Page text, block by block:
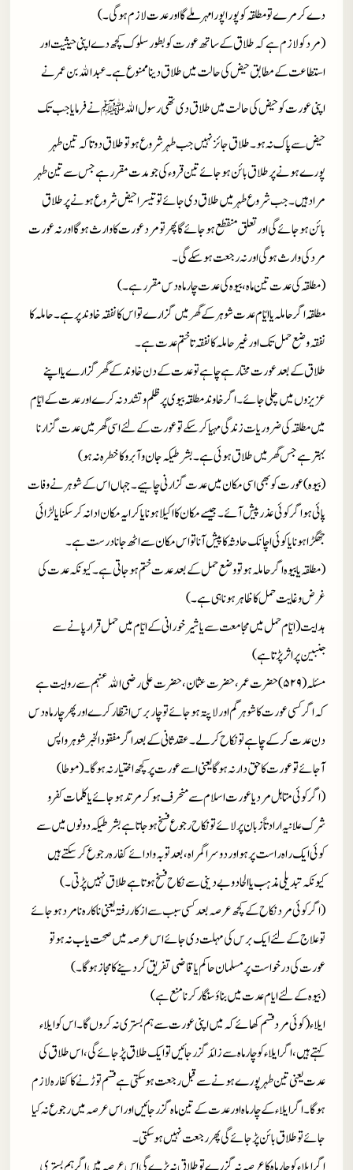
دے کر مرے تو مطلقہ کو پورا پورا مہر ملے گا اور عدت لازم ہوگی۔)
(مرد کو لاز م ہے کہ طلاق کے ساتھ عورت کو بطور سلوک کچھ دے اپنی حیثیت اور
استطاعت کے مطابق حیض کی حالت میں طلاق دینا ممنوع ہے۔ عبدالله بن عمر نے
اپنی عورت کو حیض کی حالت میں طلاق دی تھی رسول اللهﷺنے فرمایا جب تک
حیض سے پاک نہ ہو۔ طلاق جائز نہیں جب طہر شروع ہو تو طلاق دو تاکہ تین طہر
پورے ہونے پر طلاق بائن ہوجائے تین قروء کی جو مدت مقرر ہے جس سے تین طہر
مراد ہیں۔ جب شروع طہر میں طلاق دی جائے تو تیسرا حیض شروع ہونے پر طلاق
بائن ہوجائے گی اور تعلق منقطع ہوجائے گا پھر تو مرد عورت کا وارث ہوگا اور نہ عورت
مرد کی وارث ہوگی اور نہ رجعت ہوسکے گی۔
(مطلقہ کی عدت تین ماہ، بیوہ کی عدت چار ماہ دس مقرر ہے۔)
مطلقہ اگر حاملہ یا ایّام عدت شوہر کے گھر میں گزارے تو اس کا نفقہ خاوند پر ہے۔ حاملہ کا
نفقہ وضع حمل تک اور غیر حاملہ کا نفقہ تاختم عدت ہے۔
طلاق کے بعد عورت مختار ہے چاہے تو عدت کے دن خاوند کے گھر گزارے یا اپنے
عزیزوں میں چلی جائے۔ اگر خاوند مطلقہ بیوی پر ظلم و تشدد نہ کرے اور عدت کے ایّام
میں مطلقہ کی ضروریات زندگی مہیا کرسکے تو عورت کے لئے اسی گھر میں عدت گزارنا
بہتر ہے جس گھر میں طلاق ہوئی ہے۔ بشرطیکہ جان و آبرو کا خطرہ نہ ہو)
(بیوہ)عورت کو بھی اسی مکان میں عدت گزارنی چاہیے۔ جہاں اس کے شوہر نے وفات
پائی ہو اگر کوئی عذر پیش آئے۔ جیسے مکان کا اکیلا ہونا یا کرایہ مکان ادا نہ کرسکنا یا لڑائی
جھگڑا ہونا یا کوئی اچانک حادثہ کا پیش آنا تو اس مکان سے اٹھ جانا درست ہے۔
(مطلقہ یا بیوہ اگرحاملہ ہوتووضع حمل کے بعد عدت ختم ہوجاتی ہے۔ کیونکہ عدت کی
غرض و غایت حمل کا ظاہر ہونا ہی ہے۔)
ہدایت (ایّام حمل میں مجامعت سے یا شیر خورانی کے ایّام میں حمل قرار پانے سے
جنبین پر اثر پڑتا ہے)
مسئلہ(۵۲۹)حضرت عمر، حضرت عثمان، حضرت علی رضی الله عنہم سے روایت ہے
کہ اگر کسی عورت کا شوہر گم اور لاپتہ ہوجائے تو چار برس انتظار کرے اور پھر چار ماہ دس
دن عدت کر کے چاہے تو نکاح کرلے۔ عقد ثانی کے بعد اگر مفقود الخبر شوہر واپس
آجائے تو عورت کا حق دار نہ ہوگا یعنی اسے عورت پر کچھ اختیار نہ ہوگا۔ (موطا)
(اگر کوئی متاہل مرد یا عورت اسلام سے منحرف ہو کر مرتد ہوجائے یا کلمات کفر و
شرک علانیہ ارادتاً زبان پر لائے تو نکاح رجوع فسخ ہوجاتا ہے بشرطیکہ دونوں میں سے
کوئی ایک راہ راست پر ہو اور دوسرا گمراہ، بعد توبہ و ادائے کفارہ رجوع کر سکتے ہیں
کیونکہ تبدیلی مذہب یا الحاد و بے دینی سے نکاح فسخ ہوتا ہے طلاق نہیں پڑتی۔)
(اگر کوئی مرد نکاح کے کچھ عرصہ بعد کسی سبب سے ازکار رفتہ یعنی ناکارہ نامرد ہوجائے
تو علاج کے لئے ایک برس کی مہلت دی جائے اس عرصہ میں صحت یاب نہ ہو تو
عورت کی درخواست پر مسلمان حاکم یا قاضی تفریق کردینے کا مجاز ہوگا۔)
(بیوہ کے لئے ایام عدت میں بناؤ سنگار کرنا منع ہے)
ایلاء (کوئی مرد قسم کھائے کہ میں اپنی عورت سے ہم بستری نہ کروں گا۔ اس کو ایلاء
کہتے ہیں، اگر ایلاء کو چار ماہ سے زائد گزر جائیں تو ایک طلاق پڑجائے گی، اس طلاق کی
عدت یعنی تین طہر پورے ہونے سے قبل رجعت ہوسکتی ہے قسم توڑنے کا کفارہ لازم
ہوگا۔ اگر ایلاء کے چار ماہ اور عدت کے تین ماہ گزر جائیں اور اس عرصہ میں رجوع نہ کیا
جائے تو طلاق بائن پڑ جائے گی پھر رجعت نہیں ہو سکتی۔